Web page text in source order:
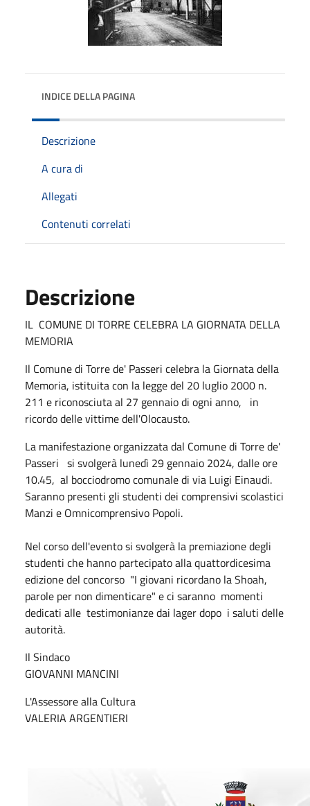
INDICE DELLA PAGINA
Descrizione
A cura di
Allegati
Contenuti correlati
Descrizione
IL COMUNE DI TORRE CELEBRA LA GIORNATA DELLA
MEMORIA
Il Comune di Torre de' Passeri celebra la Giornata della
Memoria, istituita con la legge del 20 luglio 2000 n.
211 e riconosciuta al 27 gennaio di ogni anno, in
ricordo delle vittime dell'Olocausto.
La manifestazione organizzata dal Comune di Torre de'
Passeri si svolgerà lunedì 29 gennaio 2024, dalle ore
10.45, al bocciodromo comunale di via Luigi Einaudi.
Saranno presenti gli studenti dei comprensivi scolastici
Manzi e Omnicomprensivo Popoli.
Nel corso dell'evento si svolgerà la premiazione degli
studenti che hanno partecipato alla quattordicesima
edizione del concorso "I giovani ricordano la Shoah,
parole per non dimenticare" e ci saranno momenti
dedicati alle testimonianze dai lager dopo i saluti delle
autorità.
Il Sindaco
GIOVANNI MANCINI
L'Assessore alla Cultura
VALERIA ARGENTIERI